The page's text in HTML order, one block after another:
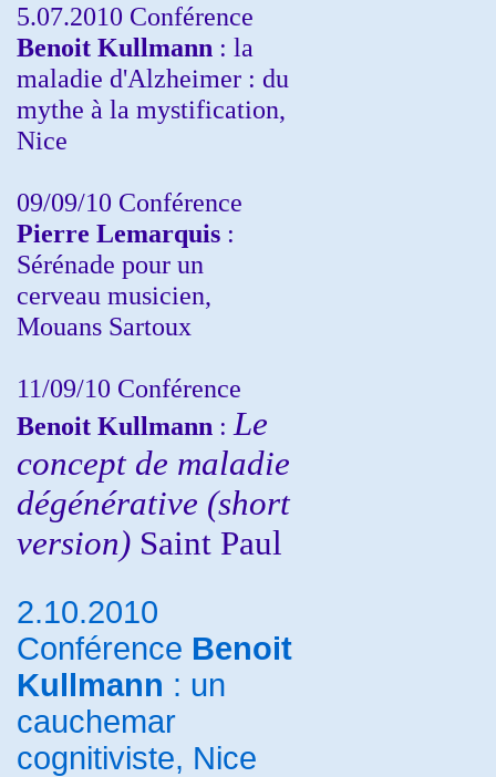
5.07.2010 Conférence
Benoit Kullmann : la
maladie d'Alzheimer : du
mythe à la mystification,
Nice
09/09/10 Conférence
Pierre Lemarquis :
Sérénade pour un
cerveau musicien,
Mouans Sartoux
11/09/10 Conférence
Benoit Kullmann : Le
concept de maladie
dégénérative (short
version) Saint Paul
2.10.2010
Conférence Benoit
Kullmann : un
cauchemar
cognitiviste, Nice